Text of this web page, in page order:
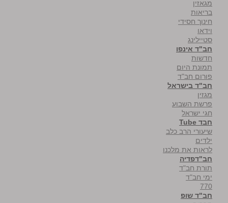
מגאזין
בריאות
חינוך חסידי
וידאו
סטיילינג
חב"ד אינפו
חדשות
תמונת היום
פורום חב"ד
חב"ד בישראל
מגזין
פרשת השבוע
חגי ישראל
חבד Tube
שיעורי הרב כלב
ילדים
לראות את מלכנו
חב"דפדיה
תורת חב"ד
ימי חב"ד
770
חב"ד שופ